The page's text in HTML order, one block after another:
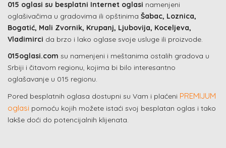
015 oglasi su besplatni Internet oglasi namenjeni
oglašivačima u gradovima ili opštinima Šabac, Loznica,
Bogatić, Mali Zvornik, Krupanj, Ljubovija, Koceljeva,
Vladimirci da brzo i lako oglase svoje usluge ili proizvode.
015oglasi.com su namenjeni i meštanima ostalih gradova u
Srbiji i čitavom regionu, kojima bi bilo interesantno
oglašavanje u 015 regionu.
Pored besplatnih oglasa dostupni su Vam i plaćeni PREMIJUM
oglasi pomoću kojih možete istaći svoj besplatan oglas i tako
lakše doći do potencijalnih klijenata.